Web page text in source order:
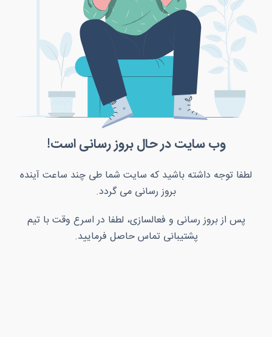
وب سایت در حال بروز رسانی است!
لطفا توجه داشته باشید که سایت شما طی چند ساعت آینده
بروز رسانی می گردد.
پس از بروز رسانی و فعالسازی، لطفا در اسرع وقت با تیم
پشتیبانی تماس حاصل فرمایید.